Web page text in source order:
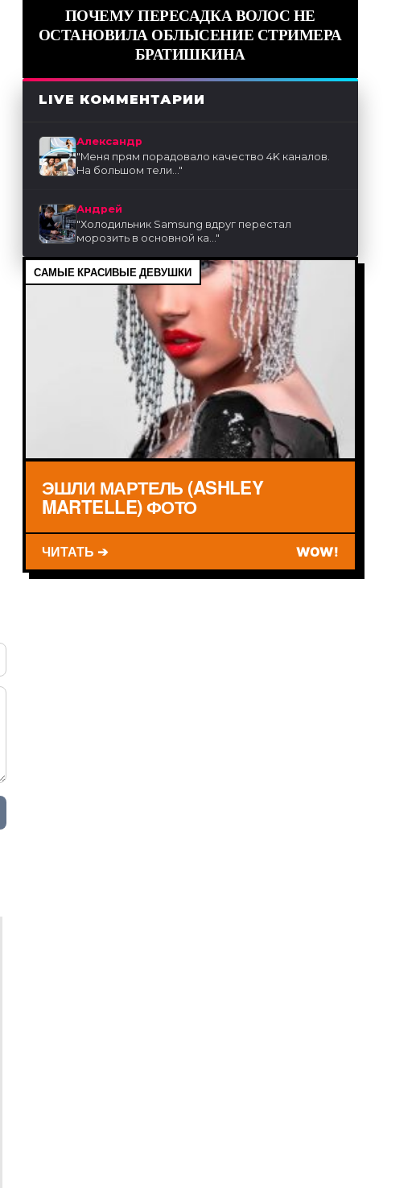
ПОЧЕМУ ПЕРЕСАДКА ВОЛОС НЕ
ОСТАНОВИЛА ОБЛЫСЕНИЕ СТРИМЕРА
БРАТИШКИНА
LIVE КОММЕНТАРИИ
Александр
"Меня прям порадовало качество 4K каналов.
На большом тели..."
Андрей
"Холодильник Samsung вдруг перестал
морозить в основной ка..."
САМЫЕ КРАСИВЫЕ ДЕВУШКИ
ЭШЛИ МАРТЕЛЬ (ASHLEY
MARTELLE) ФОТО
ЧИТАТЬ ➔ WOW!